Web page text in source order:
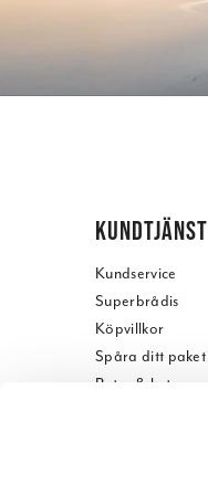
KUNDTJÄNST
Kundservice
Superbrådis
Köpvillkor
Spåra ditt paket
Retur & byte